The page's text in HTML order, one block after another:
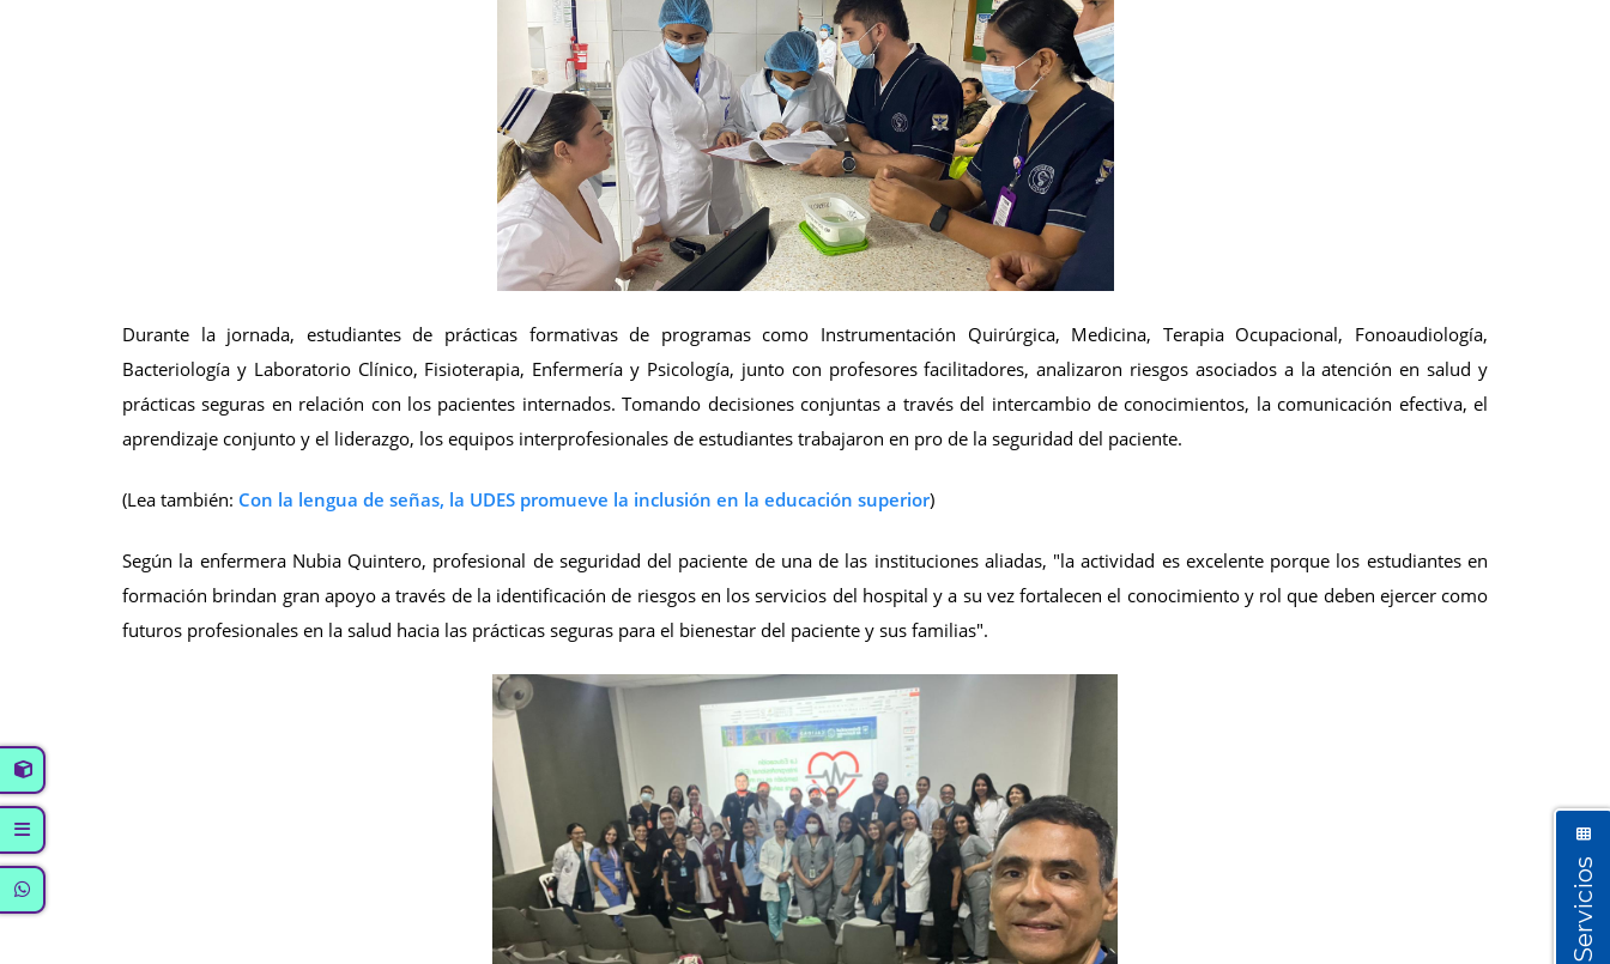
Durante la jornada, estudiantes de prácticas formativas de programas como Instrumentación Quirúrgica, Medicina, Terapia Ocupacional, Fonoaudiología,
Bacteriología y Laboratorio Clínico, Fisioterapia, Enfermería y Psicología, junto con profesores facilitadores, analizaron riesgos asociados a la atención en salud y
prácticas seguras en relación con los pacientes internados. Tomando decisiones conjuntas a través del intercambio de conocimientos, la comunicación efectiva, el
aprendizaje conjunto y el liderazgo, los equipos interprofesionales de estudiantes trabajaron en pro de la seguridad del paciente.
(Lea también: Con la lengua de señas, la UDES promueve la inclusión en la educación superior)
Según la enfermera Nubia Quintero, profesional de seguridad del paciente de una de las instituciones aliadas, "la actividad es excelente porque los estudiantes en
formación brindan gran apoyo a través de la identificación de riesgos en los servicios del hospital y a su vez fortalecen el conocimiento y rol que deben ejercer como
futuros profesionales en la salud hacia las prácticas seguras para el bienestar del paciente y sus familias".
Servicios